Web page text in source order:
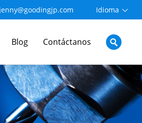
jenny@goodingjp.com Idioma
Blog Contáctanos